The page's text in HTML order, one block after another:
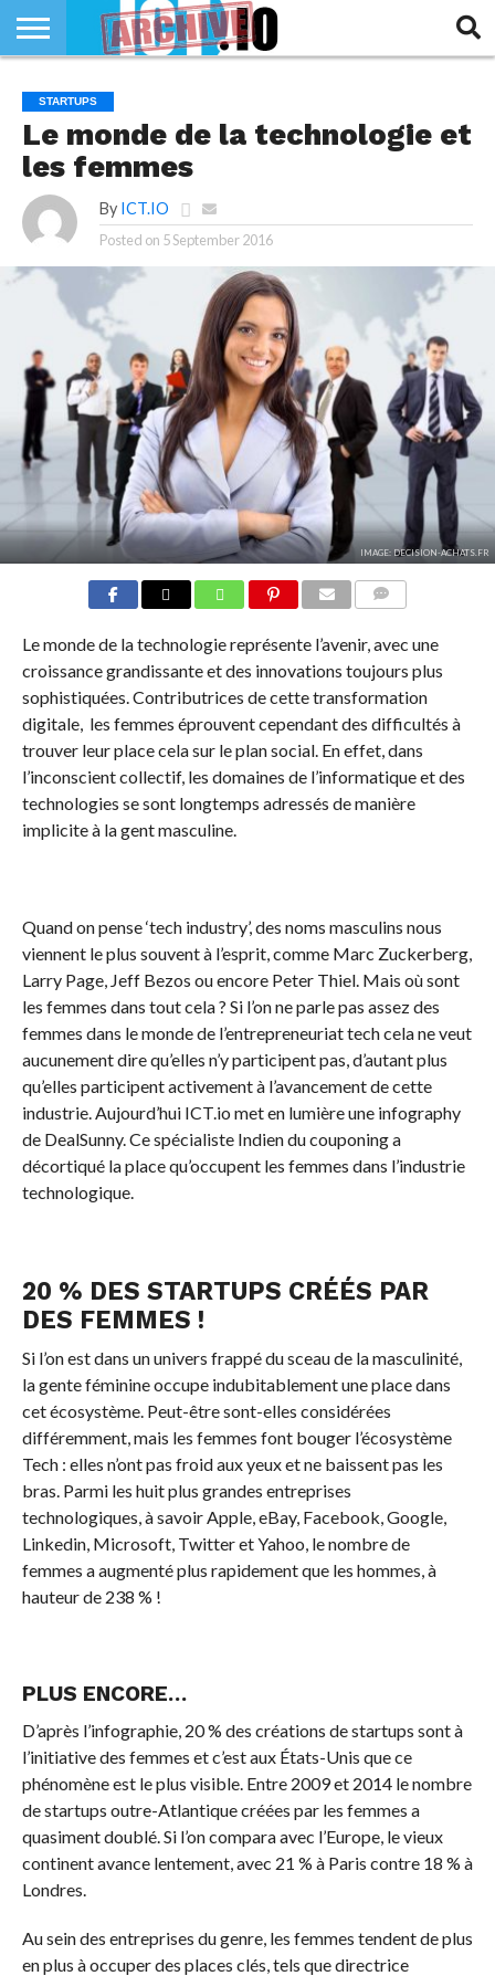
SECTEUR
TECH
LIFE
RUBRIQUES
STARTUPS
Le monde de la technologie et
les femmes
By ICT.IO
Posted on 5 September 2016
IMAGE: DECISION-ACHATS.FR
Le monde de la technologie représente l’avenir, avec une
croissance grandissante et des innovations toujours plus
sophistiquées. Contributrices de cette transformation
digitale, les femmes éprouvent cependant des difficultés à
trouver leur place cela sur le plan social. En effet, dans
l’inconscient collectif, les domaines de l’informatique et des
technologies se sont longtemps adressés de manière
implicite à la gent masculine.
Quand on pense ‘tech industry’, des noms masculins nous
viennent le plus souvent à l’esprit, comme Marc Zuckerberg,
Larry Page, Jeff Bezos ou encore Peter Thiel. Mais où sont
les femmes dans tout cela ? Si l’on ne parle pas assez des
femmes dans le monde de l’entrepreneuriat tech cela ne veut
aucunement dire qu’elles n’y participent pas, d’autant plus
qu’elles participent activement à l’avancement de cette
industrie. Aujourd’hui ICT.io met en lumière une infography
de DealSunny. Ce spécialiste Indien du couponing a
décortiqué la place qu’occupent les femmes dans l’industrie
technologique.
20 % DES STARTUPS CRÉÉS PAR
DES FEMMES !
Si l’on est dans un univers frappé du sceau de la masculinité,
la gente féminine occupe indubitablement une place dans
cet écosystème. Peut-être sont-elles considérées
différemment, mais les femmes font bouger l’écosystème
Tech : elles n’ont pas froid aux yeux et ne baissent pas les
bras. Parmi les huit plus grandes entreprises
technologiques, à savoir Apple, eBay, Facebook, Google,
Linkedin, Microsoft, Twitter et Yahoo, le nombre de
femmes a augmenté plus rapidement que les hommes, à
hauteur de 238 % !
PLUS ENCORE…
D’après l’infographie, 20 % des créations de startups sont à
l’initiative des femmes et c’est aux États-Unis que ce
phénomène est le plus visible. Entre 2009 et 2014 le nombre
de startups outre-Atlantique créées par les femmes a
quasiment doublé. Si l’on compara avec l’Europe, le vieux
continent avance lentement, avec 21 % à Paris contre 18 % à
Londres.
Au sein des entreprises du genre, les femmes tendent de plus
en plus à occuper des places clés, tels que directrice